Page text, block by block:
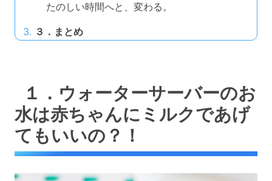
たのしい時間へと、変わる。
３．まとめ
１．ウォーターサーバーのお
水は赤ちゃんにミルクであげ
てもいいの？！